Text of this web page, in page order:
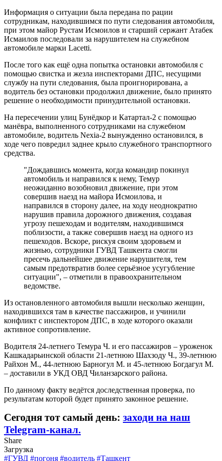
Информация о ситуации была передана по рации
сотрудникам, находившимся по пути следования автомобиля,
при этом майор Рустам Исмоилов и старший сержант Атабек
Исмаилов последовали за нарушителем на служебном
автомобиле марки Lacetti.
После того как ещё одна попытка остановки автомобиля с
помощью свистка и жезла инспекторами ДПС, несущими
службу на пути следования, была проигнорирована, а
водитель без остановки продолжил движение, было принято
решение о необходимости принудительной остановки.
На пересечении улиц Бунёдкор и Катартал-2 с помощью
манёвра, выполненного сотрудниками на служебном
автомобиле, водитель Nexia-2 вынужденно остановился, в
ходе чего повредил заднее крыло служебного транспортного
средства.
"Дождавшись момента, когда командир покинул
автомобиль и направился к нему, Темур
неожиданно возобновил движение, при этом
совершив наезд на майора Исмоилова, и
направился в сторону далее, на ходу неоднократно
нарушив правила дорожного движения, создавая
угрозу пешеходам и водителям, находившимся
поблизости, а также совершив наезд на одного из
пешеходов. Вскоре, рискуя своим здоровьем и
жизнью, сотрудники ГУВД Ташкента смогли
пресечь дальнейшее движение нарушителя, тем
самым предотвратив более серьёзное усугубление
ситуации", – отметили в правоохранительном
ведомстве.
Из остановленного автомобиля вышли несколько женщин,
находившихся там в качестве пассажиров, и учинили
конфликт с инспектором ДПС, в ходе которого оказали
активное сопротивление.
Водителя 24-летнего Темура Ч. и его пассажиров – уроженок
Кашкадарьинской области 21-летнюю Шахзоду Ч., 39-летнюю
Райхон М., 44-летнюю Барногул М. и 45-летнюю Богдагул М.
– доставили в УКД ОВД Чиланзарского района.
По данному факту ведётся доследственная проверка, по
результатам которой будет принято законное решение.
Сегодня тот самый день: заходи на наш
Telegram-канал.
Share
Загрузка
#ГУВД #погоня #водитель #Ташкент